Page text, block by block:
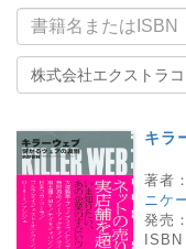
書籍名
株式会社エクストラ
キラ
著者：
ニケ
発売：
ISBN